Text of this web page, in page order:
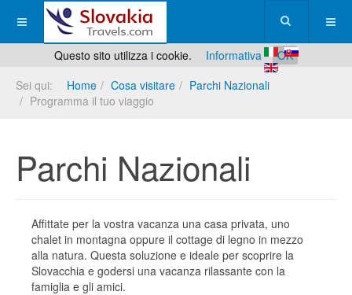
Questo sito utilizza i cookie. Informativa
OK
Sei qui:
Home Cosa visitare
Parchi Nazionali
Programma il tuo viaggio
Parchi Nazionali
Affittate per la vostra vacanza una casa privata, uno
chalet in montagna oppure il cottage di legno in mezzo
alla natura. Questa soluzione e ideale per scoprire la
Slovacchia e godersi una vacanza rilassante con la
famiglia e gli amici.